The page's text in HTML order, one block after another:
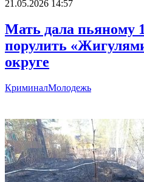
21.05.2026 14:57
Мать дала пьяному
порулить
округе
КриминалМолодежь